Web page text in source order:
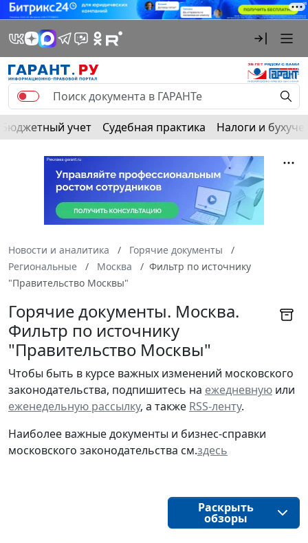
Бюджетный учет Судебная практика Налоги и
Новости и аналитика
Горячие документы
Региональные
Москва
Фильтр по источнику
"Правительство Москвы"
Горячие документы. Москва.
Фильтр по источнику
"Правительство Москвы"
Чтобы быть в курсе важных изменений московского
законодательства, подпишитесь на ежедневную или
еженедельную рассылку, а также RSS-ленту.
Наиболее важные документы и бизнес-справки
московского законодательства см.здесь
Раскрыть
обзоры